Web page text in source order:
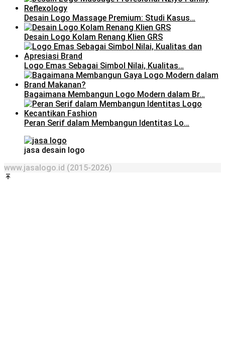
Desain Logo Massage Premium: Studi Kasus…
Desain Logo Kolam Renang Klien GRS
Logo Emas Sebagai Simbol Nilai, Kualitas…
Bagaimana Membangun Logo Modern dalam Br…
Peran Serif dalam Membangun Identitas Lo…
jasa desain logo
www.jasalogo.id (2015-2026)